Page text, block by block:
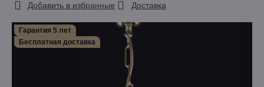
Гарантия 5 лет
Бесплатная доставка
Добавить в избранные Доставка